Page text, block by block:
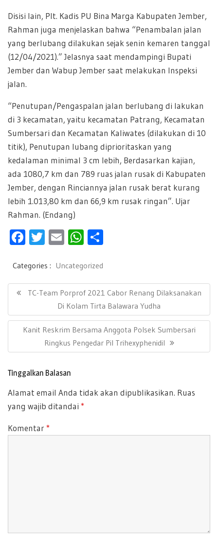
Disisi lain, Plt. Kadis PU Bina Marga Kabupaten Jember,
Rahman juga menjelaskan bahwa “Penambalan jalan
yang berlubang dilakukan sejak senin kemaren tanggal
(12/04/2021).” Jelasnya saat mendampingi Bupati
Jember dan Wabup Jember saat melakukan Inspeksi
jalan.
“Penutupan/Pengaspalan jalan berlubang di lakukan
di 3 kecamatan, yaitu kecamatan Patrang, Kecamatan
Sumbersari dan Kecamatan Kaliwates (dilakukan di 10
titik), Penutupan lubang diprioritaskan yang
kedalaman minimal 3 cm lebih, Berdasarkan kajian,
ada 1080,7 km dan 789 ruas jalan rusak di Kabupaten
Jember, dengan Rinciannya jalan rusak berat kurang
lebih 1.013,80 km dan 66,9 km rusak ringan”. Ujar
Rahman. (Endang)
F
e
b
oo
k
T
tt
er
E
ail
W
at
s
A
p
p
e
Categories : Uncategorized
g
i
o
P
E
V
U
P
O
T
TC-Team Porprof 2021 Cabor Renang Dilaksanakan
Di Kolam Tirta Balawara Yudha
N
X
O
S
:
Kanit Reskrim Bersama Anggota Polsek Sumbersari
Ringkus Pengedar Pil Trihexyphenidil
Tinggalkan Balasan
Alamat email Anda tidak akan dipublikasikan. Ruas
yang wajib ditandai *
Komentar *